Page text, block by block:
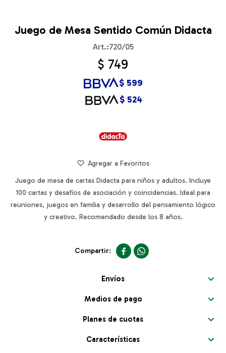
Juego de Mesa Sentido Común Didacta
720/05
$ 749
$ 524
$ 599
Juego de mesa de cartas Didacta para niños y adultos. Incluye
100 cartas y desafíos de asociación y coincidencias. Ideal para
reuniones, juegos en familia y desarrollo del pensamiento lógico
y creativo. Recomendado desde los 8 años.
 
Envíos
Medios de pago
Planes de cuotas
Características